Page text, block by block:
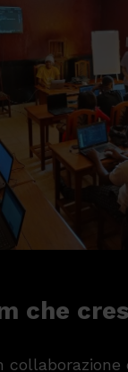
che
collaborazione